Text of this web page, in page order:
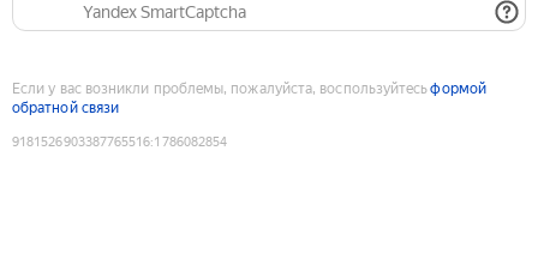
Yandex SmartCaptcha
Если у вас возникли проблемы, пожалуйста, воспользуйтесьформой
обратной связи
9181526903387765516:1786082854